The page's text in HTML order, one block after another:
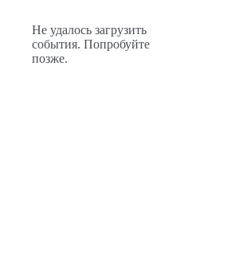
Не удалось загрузить
события. Попробуйте
позже.